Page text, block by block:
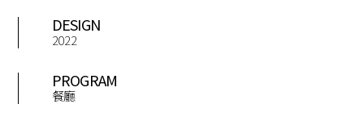
DESIGN
2022
PROGRAM
餐廳